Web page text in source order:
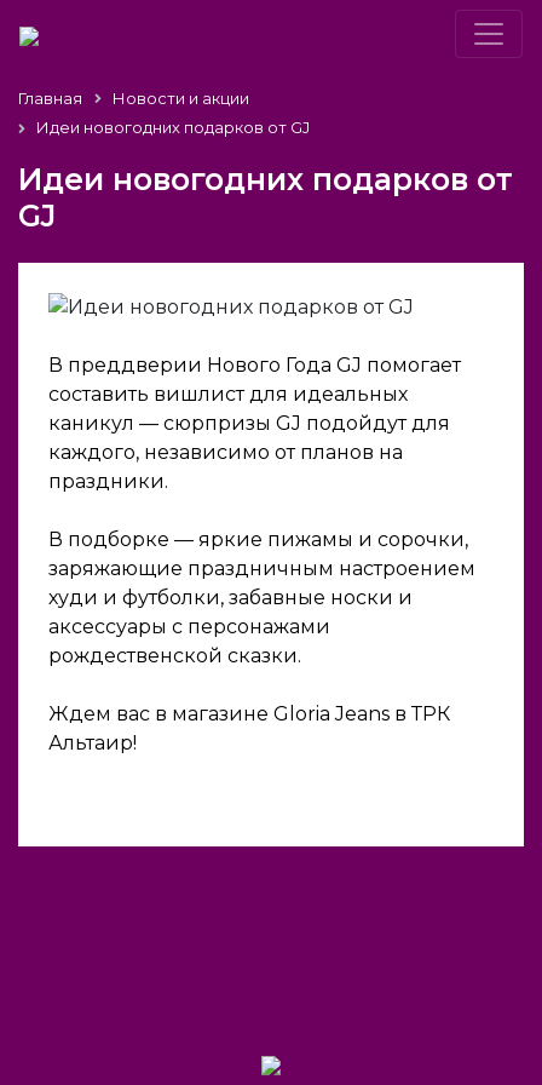
Главная
Новости и акции
Идеи новогодних подарков от GJ
Идеи новогодних подарков от
GJ
В преддверии Нового Года GJ помогает
составить вишлист для идеальных
каникул — сюрпризы GJ подойдут для
каждого, независимо от планов на
праздники.
В подборке — яркие пижамы и сорочки,
заряжающие праздничным настроением
худи и футболки, забавные носки и
аксессуары с персонажами
рождественской сказки.
Ждем вас в магазине Gloria Jeans в ТРК
Альтаир!